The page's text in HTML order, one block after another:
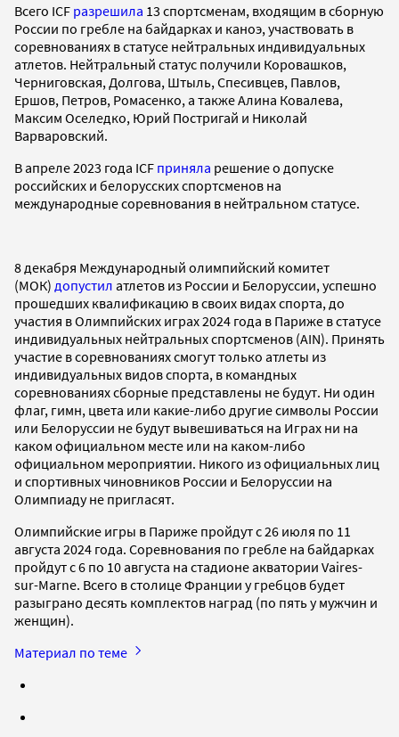
Всего ICF разрешила 13 спортсменам, входящим в сборную
России по гребле на байдарках и каноэ, участвовать в
соревнованиях в статусе нейтральных индивидуальных
атлетов. Нейтральный статус получили Коровашков,
Черниговская, Долгова, Штыль, Спесивцев, Павлов,
Ершов, Петров, Ромасенко, а также Алина Ковалева,
Максим Оселедко, Юрий Постригай и Николай
Варваровский.
В апреле 2023 года ICF приняла решение о допуске
российских и белорусских спортсменов на
международные соревнования в нейтральном статусе.
8 декабря Международный олимпийский комитет
(МОК) допустил атлетов из России и Белоруссии, успешно
прошедших квалификацию в своих видах спорта, до
участия в Олимпийских играх 2024 года в Париже в статусе
индивидуальных нейтральных спортсменов (AIN). Принять
участие в соревнованиях смогут только атлеты из
индивидуальных видов спорта, в командных
соревнованиях сборные представлены не будут. Ни один
флаг, гимн, цвета или какие-либо другие символы России
или Белоруссии не будут вывешиваться на Играх ни на
каком официальном месте или на каком-либо
официальном мероприятии. Никого из официальных лиц
и спортивных чиновников России и Белоруссии на
Олимпиаду не пригласят.
Олимпийские игры в Париже пройдут с 26 июля по 11
августа 2024 года. Соревнования по гребле на байдарках
пройдут с 6 по 10 августа на стадионе акватории Vaires-
sur-Marne. Всего в столице Франции у гребцов будет
разыграно десять комплектов наград (по пять у мужчин и
женщин).
Материал по теме